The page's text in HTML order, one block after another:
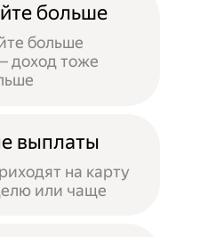
больше
больше
доход тоже
выплаты
на карту
или чаще